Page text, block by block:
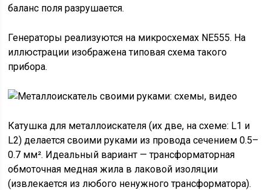
баланс поля разрушается.
Генераторы реализуются на микросхемах NE555. На
иллюстрации изображена типовая схема такого
прибора.
Катушка для металлоискателя (их две, на схеме: L1 и
L2) делается своими руками из провода сечением 0.5–
0.7 мм². Идеальный вариант — трансформаторная
обмоточная медная жила в лаковой изоляции
(извлекается из любого ненужного трансформатора).